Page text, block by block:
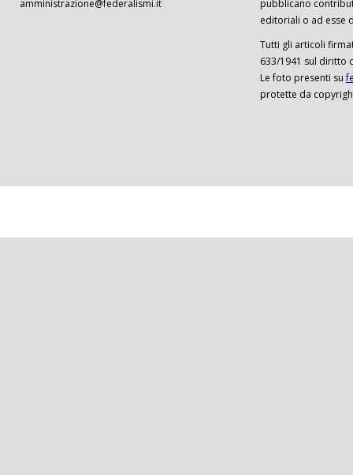
amministrazione@federalismi.it
pubblicano
editoriali o ad esse
Tutti gli articoli
633/1941 sul diritto
Le foto presenti su
protette da